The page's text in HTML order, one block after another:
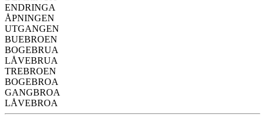
ENDRINGA
ÅPNINGEN
UTGANGEN
BUEBROEN
BOGEBRUA
LÅVEBRUA
TREBROEN
BOGEBROA
GANGBROA
LÅVEBROA